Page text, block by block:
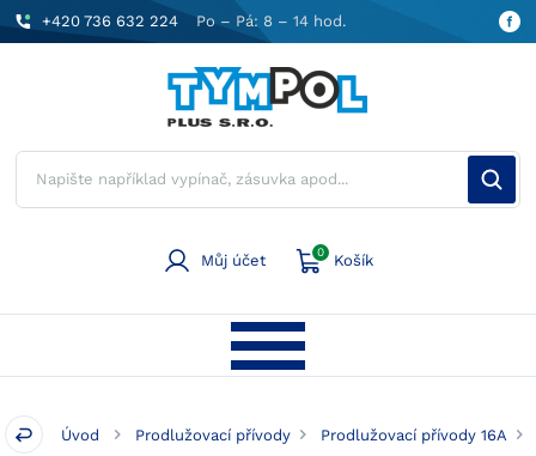
+420 736 632 224 Po – Pá: 8 – 14 hod.
Můj účet 0 Košík
Úvod Prodlužovací přívody
Prodlužovací přívody 16A